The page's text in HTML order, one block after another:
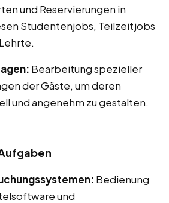
und Reservierungen in
Studentenjobs, Teilzeitjobs
Bearbeitung spezieller
der Gäste, um deren
und angenehm zu gestalten.
Bedienung
und